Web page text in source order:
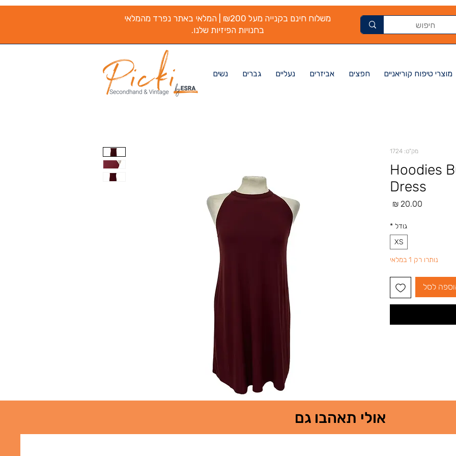
משלוח חינם בקנייה מעל ₪200 | המלאי באתר נפרד מהמלאי
בחנויות הפיזיות שלנו.
נשים גברים נעליים אביזרים חפצים מוצרי טיפוח קוריאניים
מק"ט: 1724
Hoodies
Dress
גודל *
XS
נותרו רק 1 במלאי
לסל